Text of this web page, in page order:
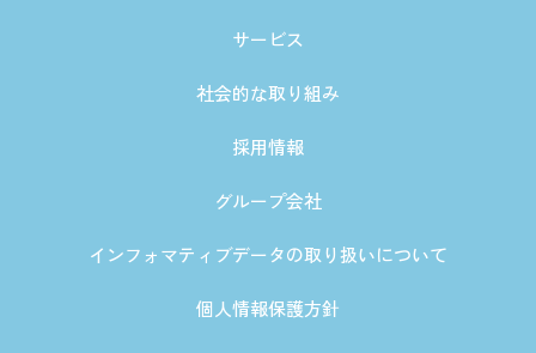
サービス
社会的な取り組み
採用情報
グループ会社
インフォマティブデータの取り扱いについて
個人情報保護方針